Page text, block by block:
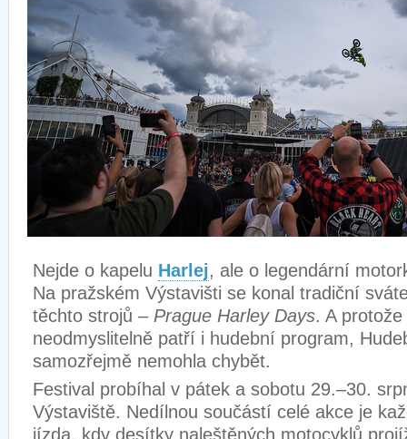
Nejde o kapelu Harlej, ale o legendární
Na pražském Výstavišti se konal tradiční
těchto strojů – Prague Harley Days. A
neodmyslitelně patří i hudební program,
samozřejmě nemohla chybět.
Festival probíhal v pátek a sobotu 29.–30.
Výstaviště. Nedílnou součástí celé akce je
jízda, kdy desítky naleštěných motocyklů